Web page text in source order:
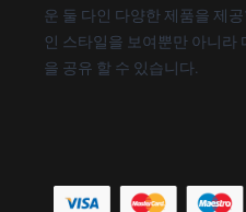
운 둘 다인 다양한 제품을 제
인 스타일을 보여뿐만 아니라
을 공유 할 수 있습니다.